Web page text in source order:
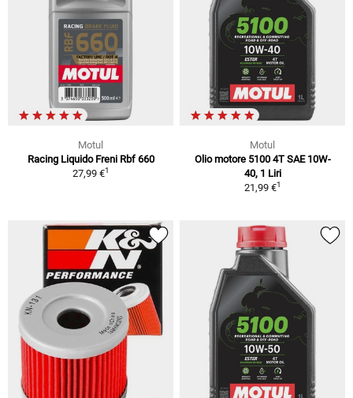
Motul
Racing Liquido Freni Rbf 660
27,99 €1
Motul
Olio motore 5100 4T SAE 10W-
40, 1 Liri
21,99 €1